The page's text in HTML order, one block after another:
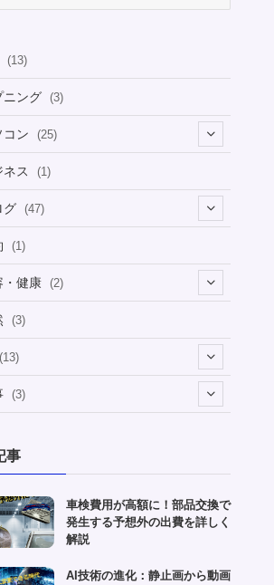
(13)
ニング (3)
コン (25)
(1)
(4)
(1)
(2)
(1)
(6)
ネス (1)
グ (47)
(2)
(1)
・健康 (2)
(1)
(3)
(13)
(1)
(1)
(3)
(2)
事
車検費用が高額に！部品交換で
発生する予想外の出費を詳しく
解説
AI技術の進化：静止画から動画